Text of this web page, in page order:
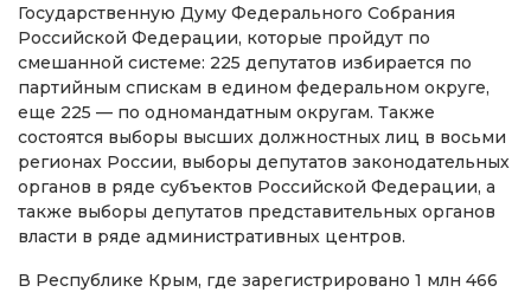
Государственную Думу Федерального Собрания
Российской Федерации, которые пройдут по
смешанной системе: 225 депутатов избирается по
партийным спискам в едином федеральном округе,
еще 225 — по одномандатным округам. Также
состоятся выборы высших должностных лиц в восьми
регионах России, выборы депутатов законодательных
органов в ряде субъектов Российской Федерации, а
также выборы депутатов представительных органов
власти в ряде административных центров.
В Республике Крым, где зарегистрировано 1 млн 466